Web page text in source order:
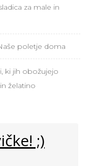
za male in
poletje doma
ki jih obožujejo
želatino
;)